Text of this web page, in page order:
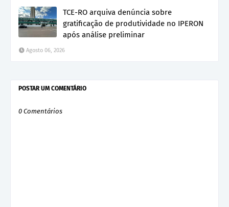
TCE-RO arquiva denúncia sobre
gratificação de produtividade no IPERON
após análise preliminar
Agosto 06, 2026
POSTAR UM COMENTÁRIO
0 Comentários